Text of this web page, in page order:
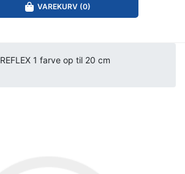
VAREKURV (0)
REFLEX 1 farve op til 20 cm